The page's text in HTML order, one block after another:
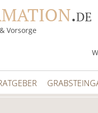
.DE
Vorsorge